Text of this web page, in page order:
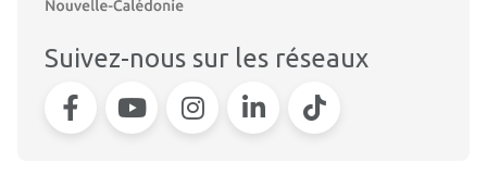
Suivez-nous sur les réseaux